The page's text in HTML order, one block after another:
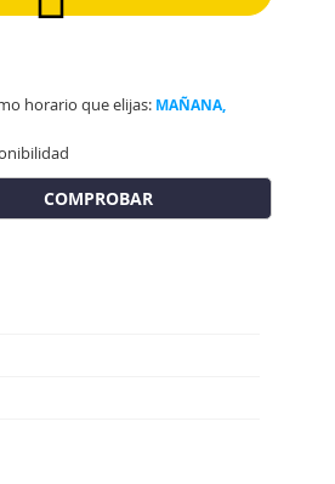
horario que elijas: MAÑANA,
COMPROBAR